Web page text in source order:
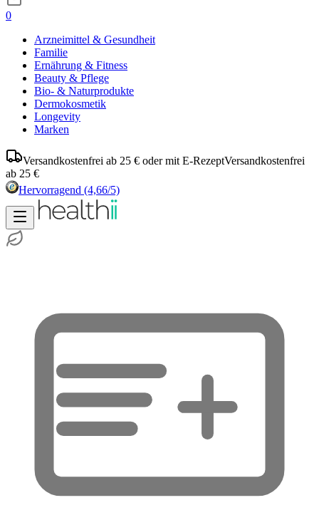
0
Arzneimittel & Gesundheit
Familie
Ernährung & Fitness
Beauty & Pflege
Bio- & Naturprodukte
Dermokosmetik
Longevity
Marken
Versandkostenfrei ab 25 € oder mit E-RezeptVersandkostenfrei
ab 25 €
Hervorragend (4,66/5)